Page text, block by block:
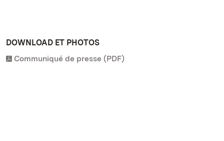
DOWNLOAD ET PHOTOS
Communiqué de presse (PDF)